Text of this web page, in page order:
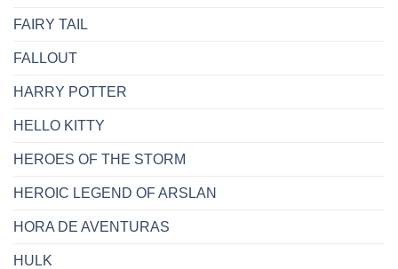
FAIRY TAIL
FALLOUT
HARRY POTTER
HELLO KITTY
HEROES OF THE STORM
HEROIC LEGEND OF ARSLAN
HORA DE AVENTURAS
HULK